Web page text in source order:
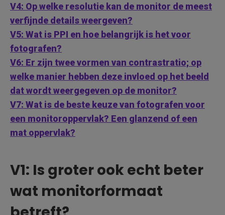
V4: Op welke resolutie kan de monitor de meest
verfijnde details weergeven?
V5: Wat is PPI en hoe belangrijk is het voor
fotografen?
V6: Er zijn twee vormen van contrastratio; op
welke manier hebben deze invloed op het beeld
dat wordt weergegeven op de monitor?
V7: Wat is de beste keuze van fotografen voor
een monitoroppervlak? Een glanzend of een
mat oppervlak?
V1: Is groter ook echt beter
wat monitorformaat